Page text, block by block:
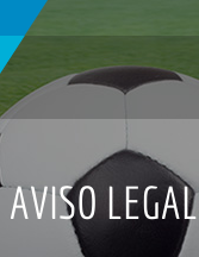
AVISO LEGAL